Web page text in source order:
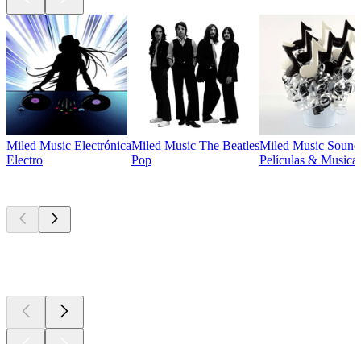
Miled Music Electrónica
Electro
Miled Music The Beatles
Pop
Miled Music
Películas &